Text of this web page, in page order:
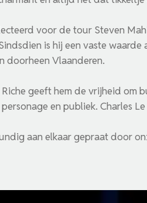
voor de tour Steven
is hij een vaste
doorheen Vlaanderen.
geeft hem de vrijheid om
en publiek. Charles
aan elkaar gepraat door